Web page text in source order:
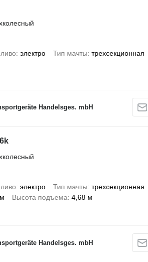
электро Тип мачты трехсекционная
Handelsges. mbH
электро Тип мачты трехсекционная
Высота подъема 4,68 м
Handelsges. mbH